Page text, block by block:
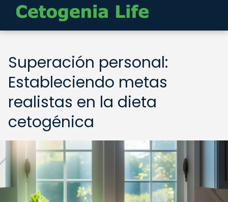
Superación personal:
Estableciendo metas
realistas en la dieta
cetogénica